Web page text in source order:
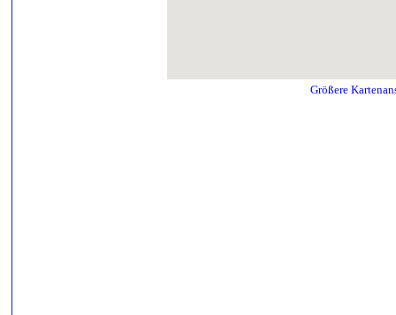
Größere